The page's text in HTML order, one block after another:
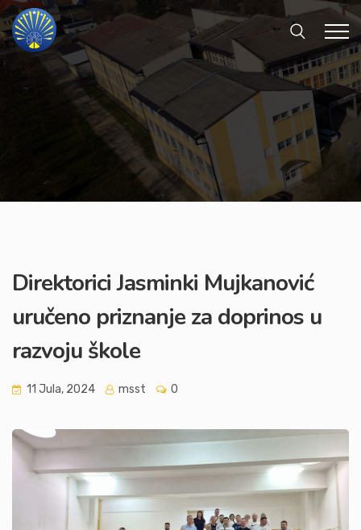
Direktorici Jasminki Mujkanović
uručeno priznanje za doprinos u
razvoju škole
11 Jula, 2024 msst 0